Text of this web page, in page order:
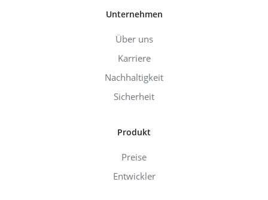
Unternehmen
Über uns
Karriere
Nachhaltigkeit
Sicherheit
Produkt
Preise
Entwickler